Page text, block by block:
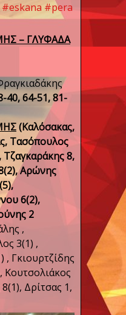
#eskana #pera
– ΓΛΥΦΑΔΑ
40, 64-51, 81-
(Καλόσακας,
Τασόπουλος
8,
Αρώνης
6(2),
2
,
3(1) ,
, Γκιουρτζίδης
Κουτσολιάκος
Δρίτσας 1,